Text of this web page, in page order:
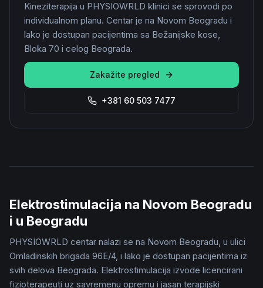
Kineziterapija u PHYSIOWRLD klinici se sprovodi po
individualnom planu. Centar je na Novom Beogradu i
lako je dostupan pacijentima sa Bežanijske kose,
Bloka 70 i celog Beograda.
Zakažite pregled
+381 60 503 7477
Elektrostimulacija na Novom Beogradu
i u Beogradu
PHYSIOWRLD centar nalazi se na Novom Beogradu, u ulici
Omladinskih brigada 96E/4, i lako je dostupan pacijentima iz
svih delova Beograda. Elektrostimulacija izvode licencirani
fizioterapeuti uz savremenu opremu i jasan terapijski